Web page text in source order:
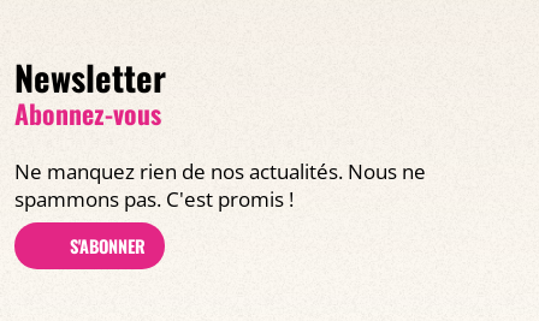
Newsletter
Abonnez-vous
Ne manquez rien de nos actualités. Nous ne
spammons pas. C'est promis !
S'ABONNER